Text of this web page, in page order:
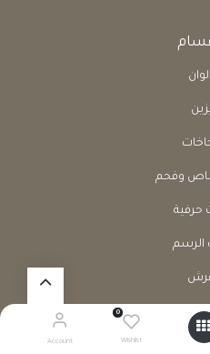
0
Wishlist
Account
وفحم
حرفية
الرسم